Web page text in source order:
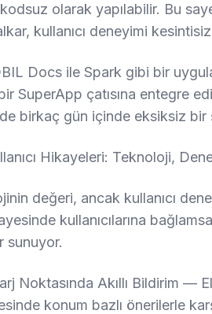
kodsuz olarak yapılabilir. Bu
kullanıcı deneyimi
Docs ile Spark gibi bir
SuperApp çatısına entegre
birkaç gün içinde eksiksiz bir
Hikayeleri: Teknoloji,
değeri, ancak kullanıcı
kullanıcılarına
sunuyor.
Noktasında Akıllı Bildirim —
konum bazlı önerilerle